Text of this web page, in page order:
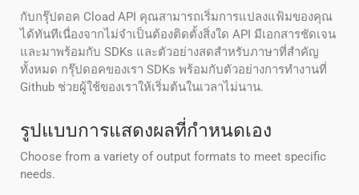
กับกรุ๊ปดอค Cload API คุณสามารถเริ่มการแปลงแฟ้มของคุณ
ได้ทันทีเนื่องจากไม่จําเป็นต้องติดตั้งสิ่งใด API มีเอกสารชัดเจน
และมาพร้อมกับ SDKs และตัวอย่างสดสําหรับภาษาที่สําคัญ
ทั้งหมด กรุ๊ปดอคของเรา SDKs พร้อมกับตัวอย่างการทํางานที่
Github ช่วยผู้ใช้ของเราให้เริ่มต้นในเวลาไม่นาน.
รูปแบบการแสดงผลที่กําหนดเอง
Choose from a variety of output formats to meet specific
needs.